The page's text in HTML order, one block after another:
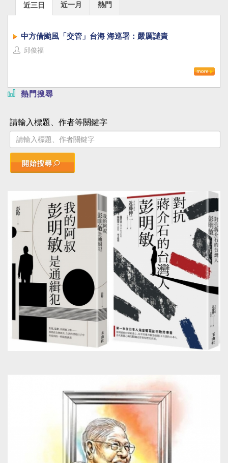
近三日 近一月 熱門
中方借颱風「交管」台海 海巡署：嚴厲譴責
邱俊福
熱門搜尋
請輸入標題、作者等關鍵字
開始搜尋